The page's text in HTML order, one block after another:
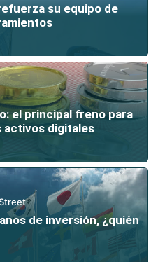
su equipo de
el principal freno para
activos digitales
de inversión, ¿quién